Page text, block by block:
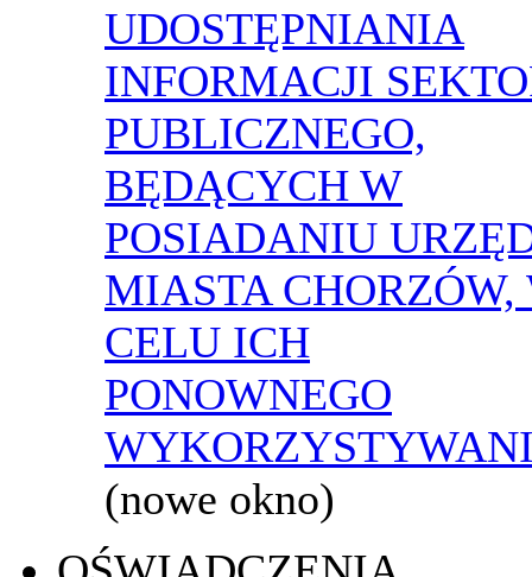
UDOSTĘPNIANIA
INFORMACJI
PUBLICZNEGO,
BĘDĄCYCH W
POSIADANIU
MIASTA CHORZÓW,
CELU ICH
PONOWNEGO
(nowe okno)